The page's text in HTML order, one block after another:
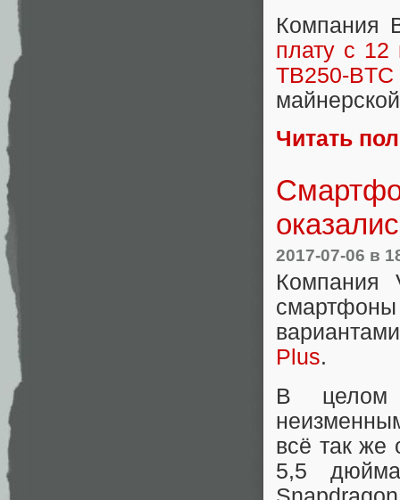
Компания
плату с 12
TB250-
Читать
2017-07-06 в
Компания
Plus.
В целом
всё так же
5,5